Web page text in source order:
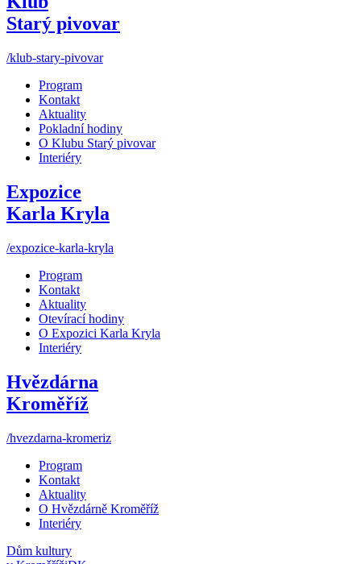
Starý pivovar
/klub-stary-pivovar
Program
Kontakt
Aktuality
Pokladní hodiny
O Klubu Starý pivovar
Interiéry
Expozice
Karla Kryla
/expozice-karla-kryla
Program
Kontakt
Aktuality
Otevírací hodiny
O Expozici Karla Kryla
Interiéry
Hvězdárna
Kroměříž
/hvezdarna-kromeriz
Program
Kontakt
Aktuality
O Hvězdárně Kroměříž
Interiéry
Dům kultury